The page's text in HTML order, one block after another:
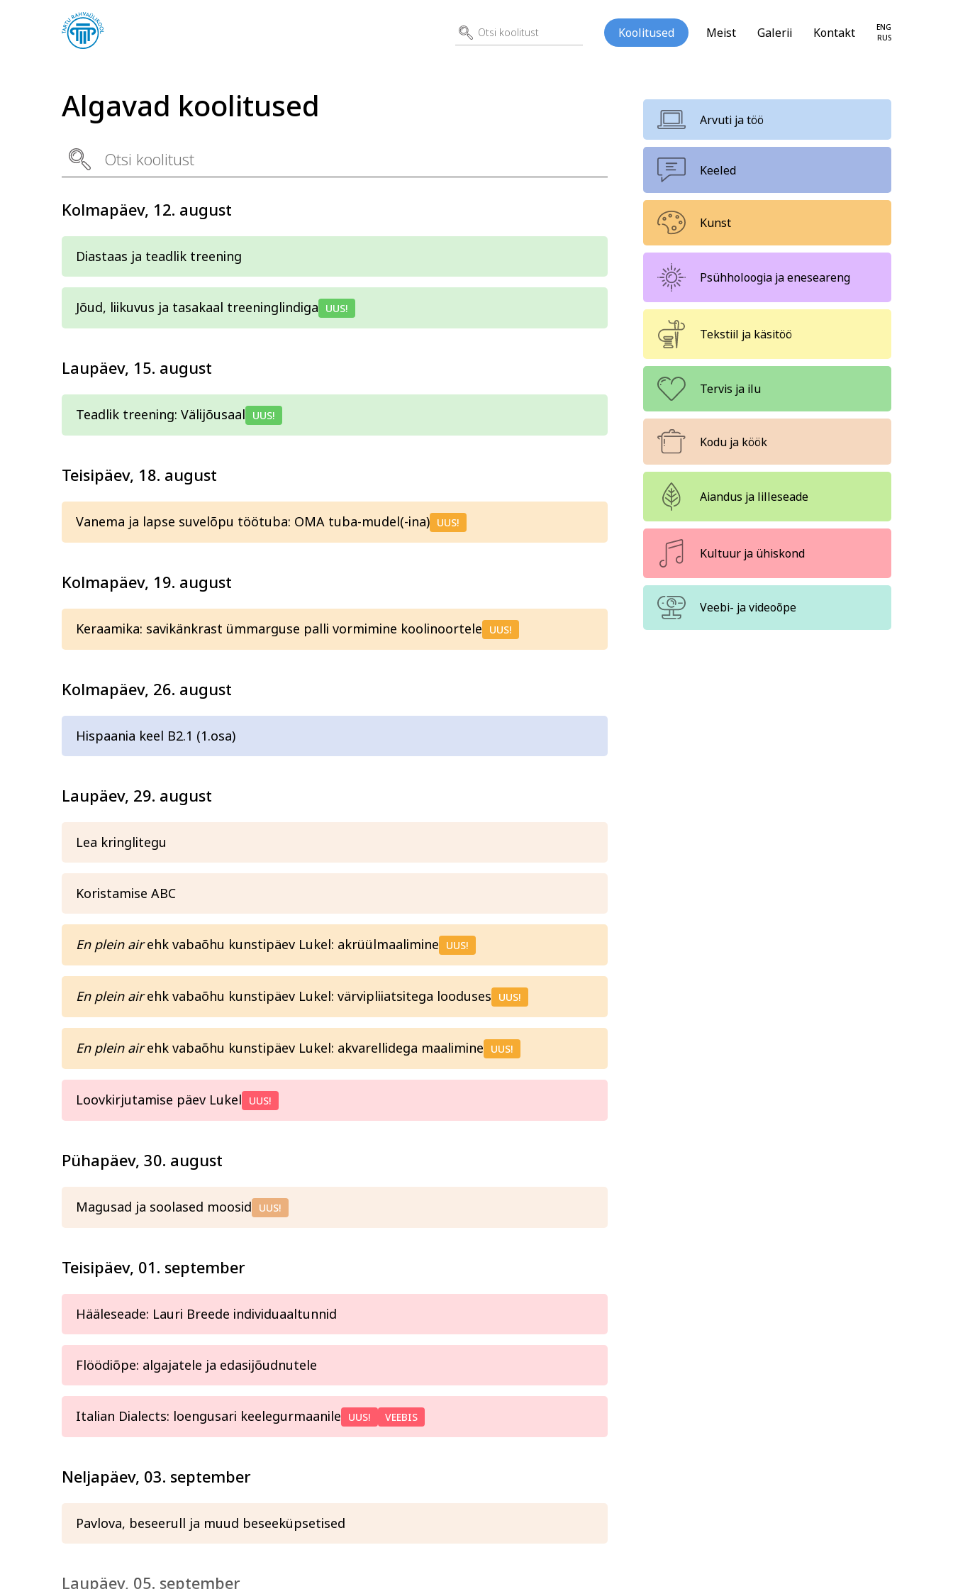
Koolitused Meist Galerii Kontakt
ENG
RUS
Psühholoogia ja
eneseareng
Tekstiil ja käsitöö
Tervis ja ilu Kultuur ja ühiskond Veebi- ja videoõpe
Algavad koolitused
Kolmapäev, 12. august
Diastaas ja teadlik treening
Jõud, liikuvus ja tasakaal treeninglindiga UUS!
Laupäev, 15. august
Teadlik treening: Välijõusaal UUS!
Teisipäev, 18. august
Vanema ja lapse suvelõpu töötuba: OMA tuba-mudel(-ina) UUS!
Kolmapäev, 19. august
Keraamika: savikänkrast ümmarguse palli vormimine koolinoortele UUS!
Kolmapäev, 26. august
Hispaania keel B2.1 (1.osa)
Laupäev, 29. august
Lea kringlitegu
Koristamise ABC
En plein airehk vabaõhu kunstipäev Lukel: akrüülmaalimine UUS!
En plein airehk vabaõhu kunstipäev Lukel: värvipliiatsitega looduses UUS!
En plein airehk vabaõhu kunstipäev Lukel: akvarellidega maalimine UUS!
Loovkirjutamise päev Lukel UUS!
Pühapäev, 30. august
Magusad ja soolased moosid UUS!
Teisipäev, 01. september
Hääleseade: Lauri Breede individuaaltunnid
Flöödiõpe: algajatele ja edasijõudnutele
Italian Dialects: loengusari keelegurmaanile UUS! VEEBIS
Neljapäev, 03. september
Pavlova, beseerull ja muud beseeküpsetised
Laupäev, 05. september
Arvuti ja töö
Keeled
Kunst
Psühholoogia ja eneseareng
Tekstiil ja käsitöö
Tervis ja ilu
Kodu ja köök
Aiandus ja lilleseade
Kultuur ja ühiskond
Veebi- ja videoõpe